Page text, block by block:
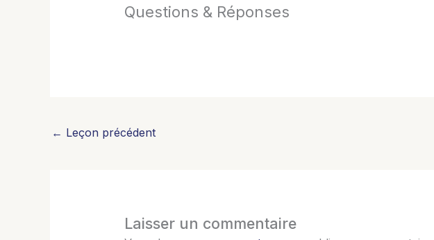
Questions & Réponses
← Leçon précédent
Laisser un commentaire